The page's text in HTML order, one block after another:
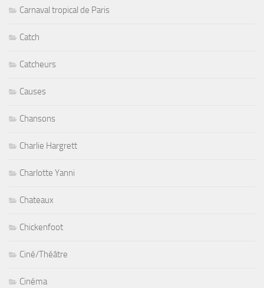
Carnaval tropical de Paris
Catch
Catcheurs
Causes
Chansons
Charlie Hargrett
Charlotte Yanni
Chateaux
Chickenfoot
Ciné/Théâtre
Cinéma